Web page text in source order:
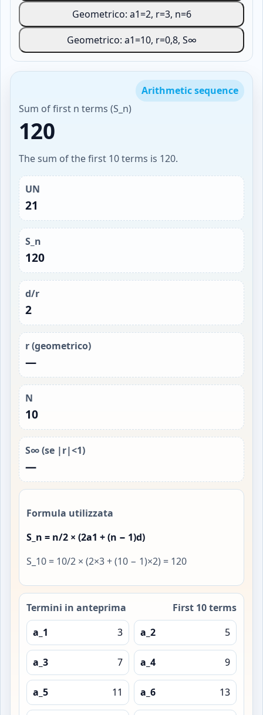
Geometrico: a1=2, r=3, n=6
Geometrico: a1=10, r=0,8, S∞
Arithmetic sequence
Sum of first n terms (S_n)
120
The sum of the first 10 terms is 120.
UN
21
S_n
120
d/r
2
r (geometrico)
—
N
10
S∞ (se |r|<1)
—
Formula utilizzata
S_n = n/2 × (2a1 + (n − 1)d)
S_10 = 10/2 × (2×3 + (10 − 1)×2) = 120
Termini in anteprima
First 10 terms
a_1
3 a_2 5
a_3 7 a_4 9
a_5 11 a_6 13